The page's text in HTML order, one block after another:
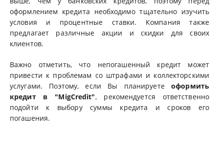
оформлением кредита необходимо тщательно изучить
условия и процентные ставки. Компания также
предлагает различные акции и скидки для своих
клиентов.
Важно отметить, что непогашенный кредит может
привести к проблемам со штрафами и коллекторскими
услугами. Поэтому, если Вы планируетеоформить
кредит в "MigCredit", рекомендуется ответственно
подойти к выбору суммы кредита и сроков его
погашения.